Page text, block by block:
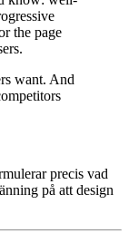
the page
want. And
precis vad
på att design